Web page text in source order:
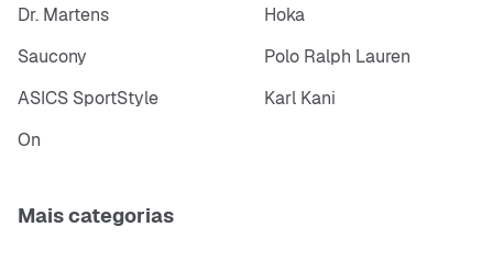
Dr. Martens
Hoka
Saucony
Polo Ralph Lauren
ASICS SportStyle
Karl Kani
On
Mais categorias